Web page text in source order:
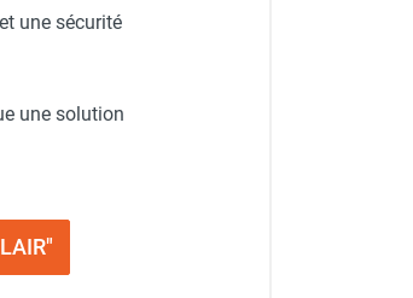
une sécurité
une solution